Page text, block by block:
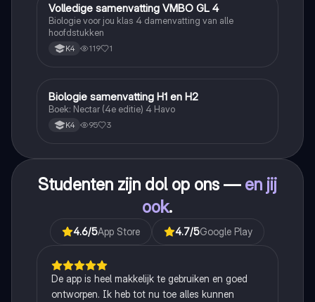
Biologie
Volledige samenvatting VMBO GL 4
Biologie voor jou klas 4 damenvatting van alle
hoofdstukken
K4 119 1
Biologie
Biologie samenvatting H1 en H2
Boek: Nectar (4e editie) 4 Havo
K4 95 3
Studenten zijn dol op ons — en jij
ook.
4.6/5App Store 4.7/5Google Play
De app is heel makkelijk te gebruiken en goed
ontworpen. Ik heb tot nu toe alles kunnen